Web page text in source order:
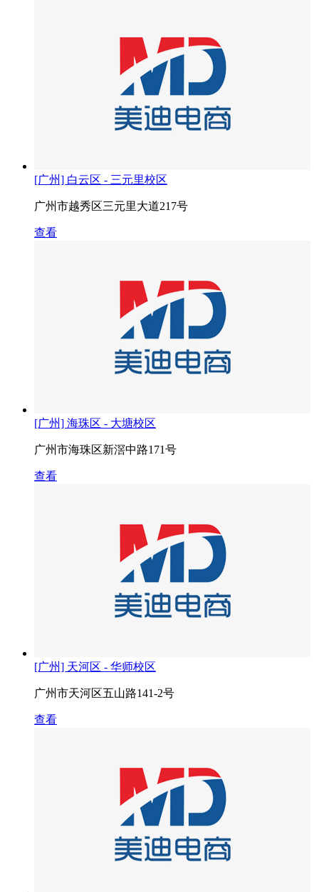
[广州] 白云区 - 三元里校区
广州市越秀区三元里大道217号
查看
[广州] 海珠区 - 大塘校区
广州市海珠区新滘中路171号
查看
[广州] 天河区 - 华师校区
广州市天河区五山路141-2号
查看